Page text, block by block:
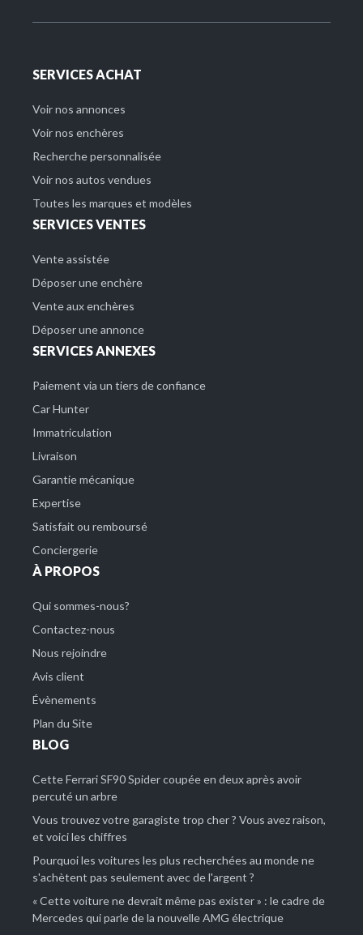
SERVICES ACHAT
Voir nos annonces
Voir nos enchères
Recherche personnalisée
Voir nos autos vendues
Toutes les marques et modèles
SERVICES VENTES
Vente assistée
Déposer une enchère
Vente aux enchères
Déposer une annonce
SERVICES ANNEXES
Paiement via un tiers de confiance
Car Hunter
Immatriculation
Livraison
Garantie mécanique
Expertise
Satisfait ou remboursé
Conciergerie
À PROPOS
Qui sommes-nous?
Contactez-nous
Nous rejoindre
Avis client
Évènements
Plan du Site
BLOG
Cette Ferrari SF90 Spider coupée en deux après avoir
percuté un arbre
Vous trouvez votre garagiste trop cher ? Vous avez raison,
et voici les chiffres
Pourquoi les voitures les plus recherchées au monde ne
s'achètent pas seulement avec de l'argent ?
« Cette voiture ne devrait même pas exister » : le cadre de
Mercedes qui parle de la nouvelle AMG électrique